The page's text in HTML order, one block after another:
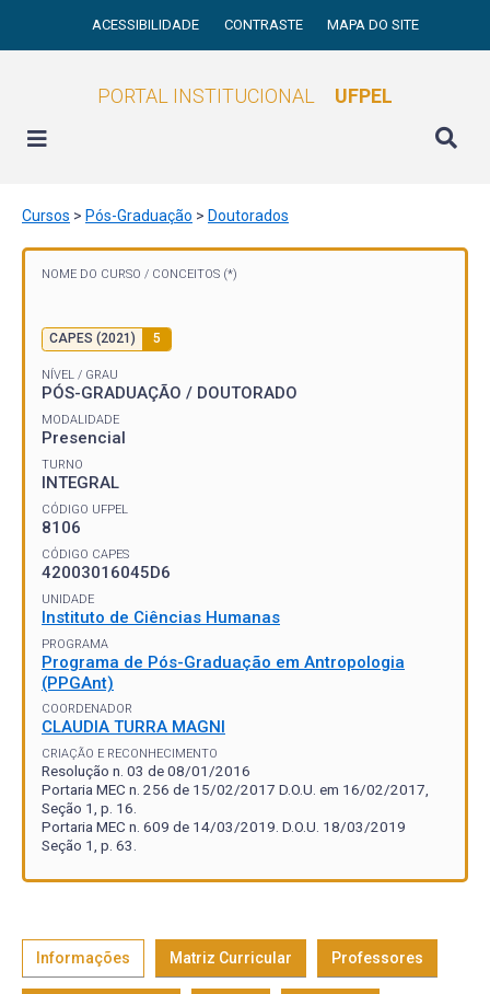
ACESSIBILIDADE CONTRASTE MAPA DO SITE
PORTAL INSTITUCIONAL UFPEL
Cursos > Pós-Graduação > Doutorados
NOME DO CURSO / CONCEITOS (*)
CAPES (2021) 5
NÍVEL / GRAU
PÓS-GRADUAÇÃO / DOUTORADO
MODALIDADE
Presencial
TURNO
INTEGRAL
CÓDIGO UFPEL
8106
CÓDIGO CAPES
42003016045D6
UNIDADE
Instituto de Ciências Humanas
PROGRAMA
Programa de Pós-Graduação em Antropologia
(PPGAnt)
COORDENADOR
CLAUDIA TURRA MAGNI
CRIAÇÃO E RECONHECIMENTO
Resolução n. 03 de 08/01/2016
Portaria MEC n. 256 de 15/02/2017 D.O.U. em 16/02/2017,
Seção 1, p. 16.
Portaria MEC n. 609 de 14/03/2019. D.O.U. 18/03/2019
Seção 1, p. 63.
Informações Matriz Curricular Professores